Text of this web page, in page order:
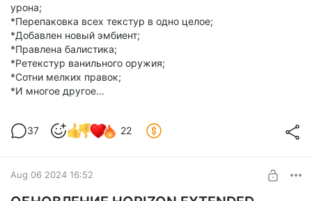
урона;
*Перепаковка всех текстур в одно целое;
*Добавлен новый эмбиент;
*Правлена балистика;
*Ретекстур ванильного оружия;
*Сотни мелких правок;
*И многое другое...
37 22
Aug 06 2024 16:52